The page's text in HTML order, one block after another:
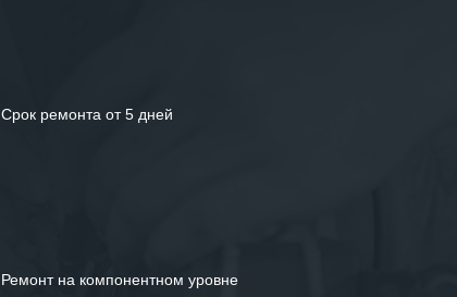
Срок ремонта от 5 дней
Ремонт на компонентном уровне